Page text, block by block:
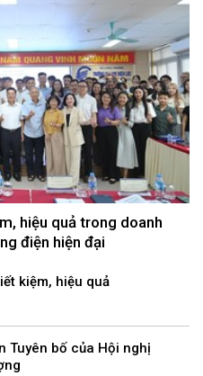
hiệu quả trong doanh
điện hiện đại
kiệm, hiệu quả
Tuyên bố của Hội nghị